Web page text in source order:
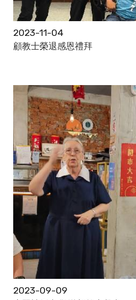
2023-11-04
顧教士榮退感恩禮拜
2023-09-09